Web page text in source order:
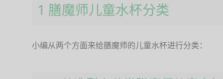
1 膳魔师儿童水杯分类
小编从两个方面来给膳魔师的儿童水杯进行分类：